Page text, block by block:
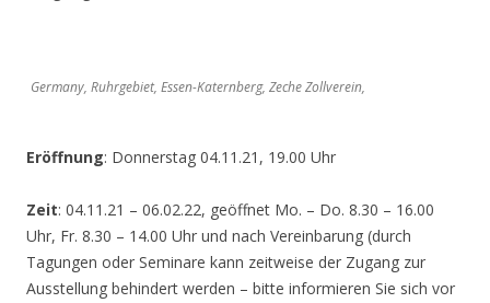
Germany, Ruhrgebiet, Essen-Katernberg, Zeche Zollverein,
Eröffnung: Donnerstag 04.11.21, 19.00 Uhr
Zeit: 04.11.21 – 06.02.22, geöffnet Mo. – Do. 8.30 – 16.00
Uhr, Fr. 8.30 – 14.00 Uhr und nach Vereinbarung (durch
Tagungen oder Seminare kann zeitweise der Zugang zur
Ausstellung behindert werden – bitte informieren Sie sich vor